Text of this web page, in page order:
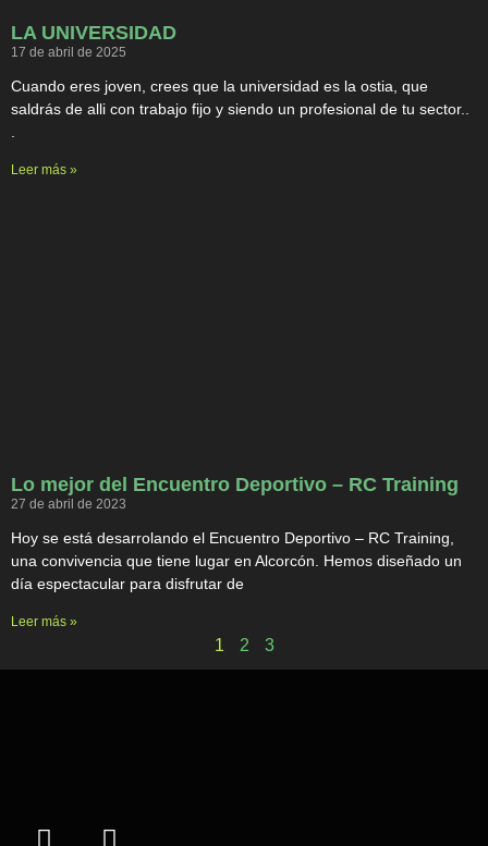
LA UNIVERSIDAD
17 de abril de 2025
Cuando eres joven, crees que la universidad es la ostia, que
saldrás de alli con trabajo fijo y siendo un profesional de tu sector..
Leer más »
Lo mejor del Encuentro Deportivo – RC Training
27 de abril de 2023
Hoy se está desarrolando el Encuentro Deportivo – RC Training,
una convivencia que tiene lugar en Alcorcón. Hemos diseñado un
día espectacular para disfrutar de
Leer más »
1 2 3